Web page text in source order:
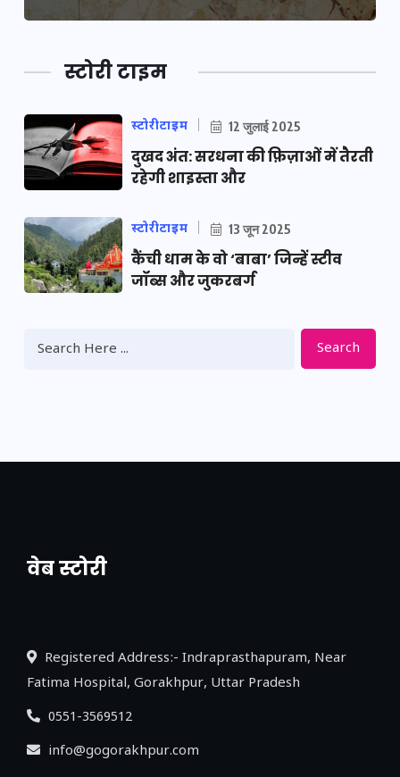
स्टोरी टाइम
स्टोरीटाइम 12 जुलाई 2025
दुखद अंत: सरधना की फ़िज़ाओं में तैरती
रहेगी शाइस्ता और
स्टोरीटाइम 13 जून 2025
कैंची धाम के वो ‘बाबा’ जिन्हें स्टीव
जॉब्स और जुकरबर्ग
Search
वेब स्टोरी
नया एक्सप्रेसवे: पूर्वांचल का लक, डेवलपमेंट का
Registered Address:- Indraprasthapuram, Near
Fatima Hospital, Gorakhpur, Uttar Pradesh
0551-3569512
info@gogorakhpur.com